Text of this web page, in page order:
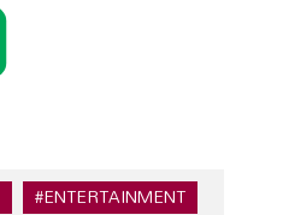
#ENTERTAINMENT